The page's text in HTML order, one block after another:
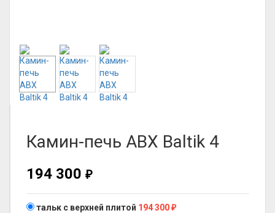
Камин-печь ABX Baltik 4
194 300 ₽
тальк с верхней плитой 194 300₽